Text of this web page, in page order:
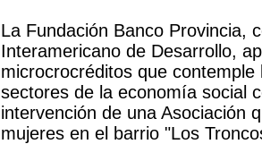
La Fundación Banco Provincia,
Interamericano de Desarrollo,
microcrocréditos que
sectores de la economía social
intervención de una Asociación
mujeres en el barrio "Los